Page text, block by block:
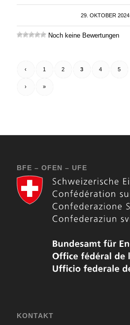
29. OKTOBER 2024
/
Noch keine Bewertungen
‹ 1 2 3 4 5
› »
BFE – OFEN – UFE
KONTAKT